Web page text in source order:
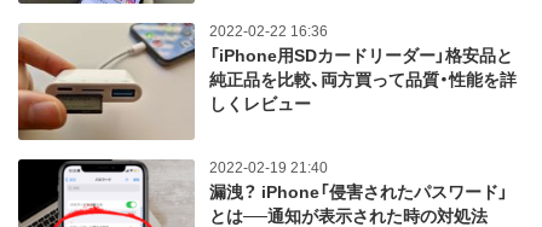
2022-02-22 16:36
「iPhone用SDカードリーダー」格安品と
純正品を比較、両方買って品質・性能を詳
しくレビュー
2022-02-19 21:40
漏洩？ iPhone「侵害されたパスワード」
とは──通知が表示された時の対処法